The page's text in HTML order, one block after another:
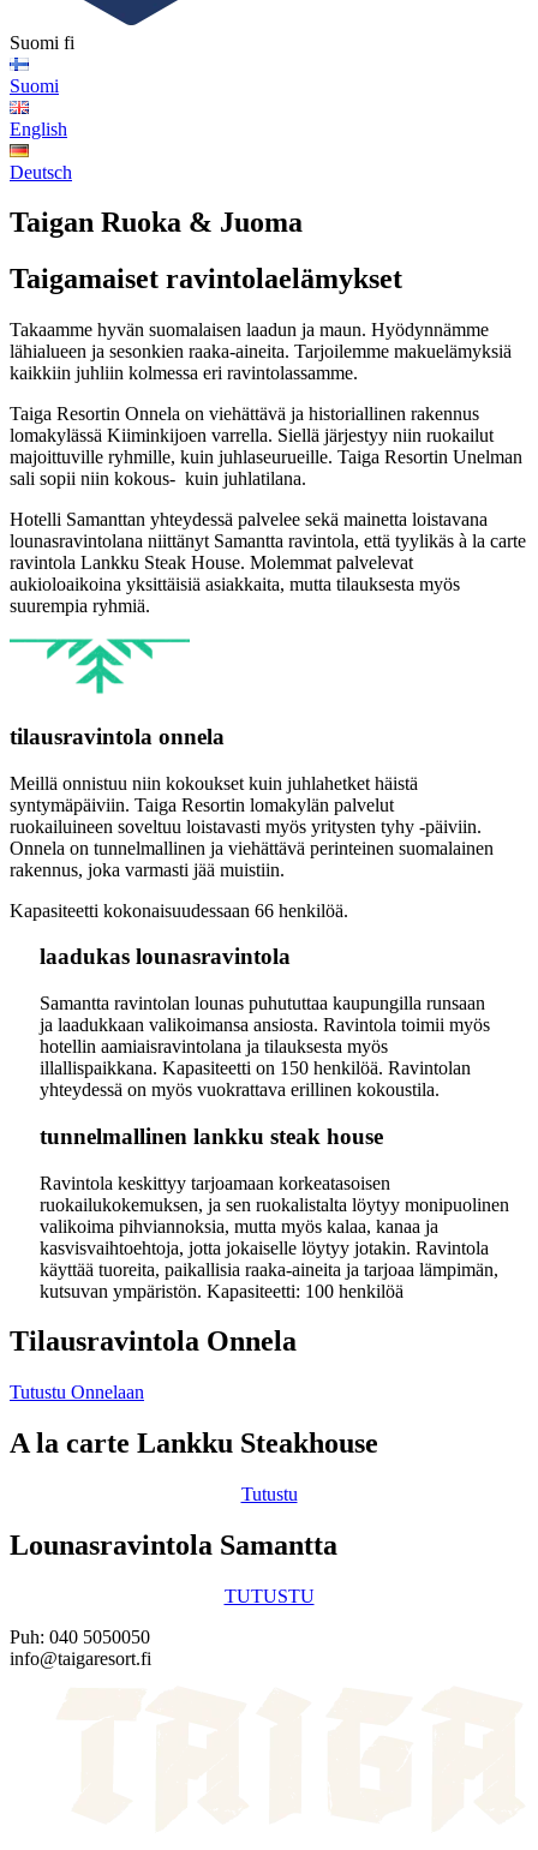
Suomi fi
Suomi
English
Deutsch
Taigan Ruoka & Juoma
Taigamaiset ravintolaelämykset
Takaamme hyvän suomalaisen laadun ja maun. Hyödynnämme
lähialueen ja sesonkien raaka-aineita. Tarjoilemme makuelämyksiä
kaikkiin juhliin kolmessa eri ravintolassamme.
Taiga Resortin Onnela on viehättävä ja historiallinen rakennus
lomakylässä Kiiminkijoen varrella. Siellä järjestyy niin ruokailut
majoittuville ryhmille, kuin juhlaseurueille. Taiga Resortin Unelman
sali sopii niin kokous- kuin juhlatilana.
Hotelli Samanttan yhteydessä palvelee sekä mainetta loistavana
lounasravintolana niittänyt Samantta ravintola, että tyylikäs à la carte
ravintola Lankku Steak House. Molemmat palvelevat
aukioloaikoina yksittäisiä asiakkaita, mutta tilauksesta myös
suurempia ryhmiä.
tilausravintola onnela
Meillä onnistuu niin kokoukset kuin juhlahetket häistä
syntymäpäiviin. Taiga Resortin lomakylän palvelut
ruokailuineen soveltuu loistavasti myös yritysten tyhy -päiviin.
Onnela on tunnelmallinen ja viehättävä perinteinen suomalainen
rakennus, joka varmasti jää muistiin.
Kapasiteetti kokonaisuudessaan 66 henkilöä.
laadukas lounasravintola
Samantta ravintolan lounas puhututtaa kaupungilla runsaan
ja laadukkaan valikoimansa ansiosta. Ravintola toimii myös
hotellin aamiaisravintolana ja tilauksesta myös
illallispaikkana. Kapasiteetti on 150 henkilöä. Ravintolan
yhteydessä on myös vuokrattava erillinen kokoustila.
tunnelmallinen lankku steak house
Ravintola keskittyy tarjoamaan korkeatasoisen
ruokailukokemuksen, ja sen ruokalistalta löytyy monipuolinen
valikoima pihviannoksia, mutta myös kalaa, kanaa ja
kasvisvaihtoehtoja, jotta jokaiselle löytyy jotakin. Ravintola
käyttää tuoreita, paikallisia raaka-aineita ja tarjoaa lämpimän,
kutsuvan ympäristön. Kapasiteetti: 100 henkilöä
Tilausravintola Onnela
Tutustu Onnelaan
A la carte Lankku Steakhouse
Tutustu
Lounasravintola Samantta
TUTUSTU
Puh: 040 5050050
info@taigaresort.fi